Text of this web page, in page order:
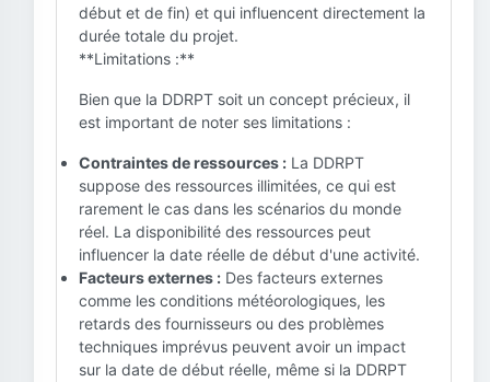
début et de fin) et qui influencent directement la
durée totale du projet.
**Limitations :**
Bien que la DDRPT soit un concept précieux, il
est important de noter ses limitations :
Contraintes de ressources : La DDRPT
suppose des ressources illimitées, ce qui est
rarement le cas dans les scénarios du monde
réel. La disponibilité des ressources peut
influencer la date réelle de début d'une activité.
Facteurs externes : Des facteurs externes
comme les conditions météorologiques, les
retards des fournisseurs ou des problèmes
techniques imprévus peuvent avoir un impact
sur la date de début réelle, même si la DDRPT